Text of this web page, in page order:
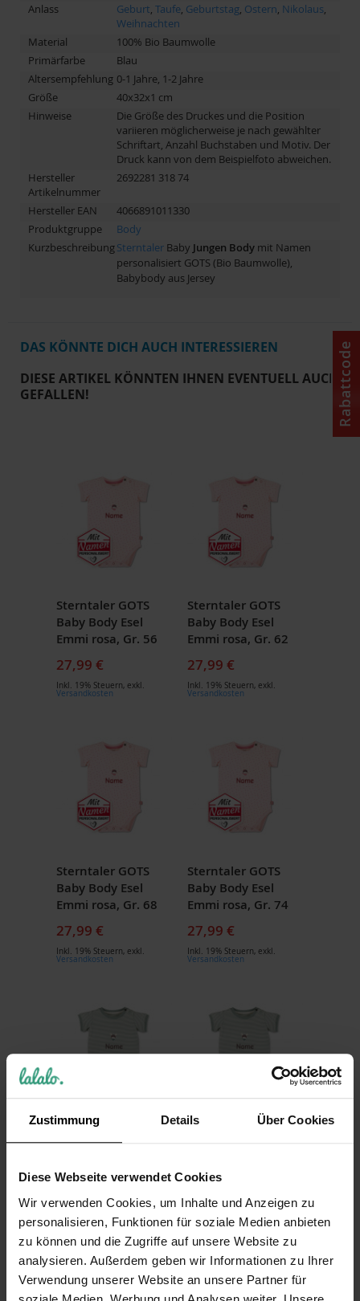
Zustimmung Details Über Cookies
Diese Webseite verwendet Cookies
Wir verwenden Cookies, um Inhalte und Anzeigen zu
personalisieren, Funktionen für soziale Medien anbieten
zu können und die Zugriffe auf unsere Website zu
analysieren. Außerdem geben wir Informationen zu Ihrer
Verwendung unserer Website an unsere Partner für
Anlass
Geburt, Taufe, Geburtstag, Ostern, Nikolaus,
Weihnachten
Material
100% Bio Baumwolle
Primärfarbe
Blau
Altersempfehlung 0-1 Jahre, 1-2 Jahre
Größe
40x32x1 cm
Hinweise
Die Größe des Druckes und die Position
variieren möglicherweise je nach gewählter
Schriftart, Anzahl Buchstaben und Motiv. Der
Druck kann von dem Beispielfoto abweichen.
Hersteller
Artikelnummer
2692281 318 74
Hersteller EAN
4066891011330
Produktgruppe
Body
KurzbeschreibungSterntaler Baby Jungen Body mit Namen
personalisiert GOTS (Bio Baumwolle),
Babybody aus Jersey
DAS KÖNNTE DICH AUCH INTERESSIEREN
DIESE ARTIKEL KÖNNTEN IHNEN EVENTUELL AUCH
GEFALLEN!
Sterntaler GOTS
Baby Body Esel
Emmi rosa, Gr. 56
27,99 €
Inkl. 19% Steuern, exkl.
Versandkosten
Sterntaler GOTS
Baby Body Esel
Emmi rosa, Gr. 62
27,99 €
Inkl. 19% Steuern, exkl.
Versandkosten
Sterntaler GOTS
Baby Body Esel
Emmi rosa, Gr. 68
27,99 €
Inkl. 19% Steuern, exkl.
Versandkosten
Sterntaler GOTS
Baby Body Esel
Emmi rosa, Gr. 74
27,99 €
Inkl. 19% Steuern, exkl.
Versandkosten
Emmi grün, Gr. 56
27,99 €
Inkl. 19% Steuern exkl.
Versandkosten
Emmi grün, Gr. 62
27,99 €
Inkl. 19% Steuern exkl.
Versandkosten
Rabattcode